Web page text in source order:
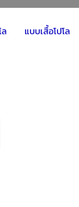
แบบเสื้อโปโล